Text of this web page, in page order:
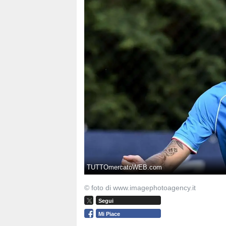
TUTTOmercatoWEB.com
© foto di www.imagephotoagency.it
Segui
Mi Piace